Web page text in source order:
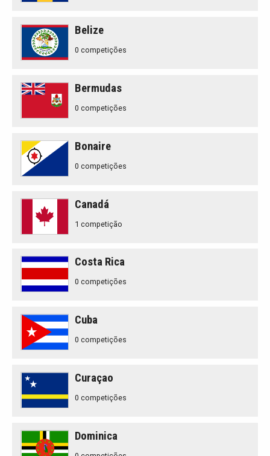
Belize
0 competições
Bermudas
0 competições
Bonaire
0 competições
Canadá
1 competição
Costa Rica
0 competições
Cuba
0 competições
Curaçao
0 competições
Dominica